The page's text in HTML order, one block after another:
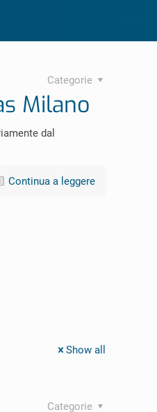
Categorie
Milano
dal
Continua a leggere
Show all
Categorie